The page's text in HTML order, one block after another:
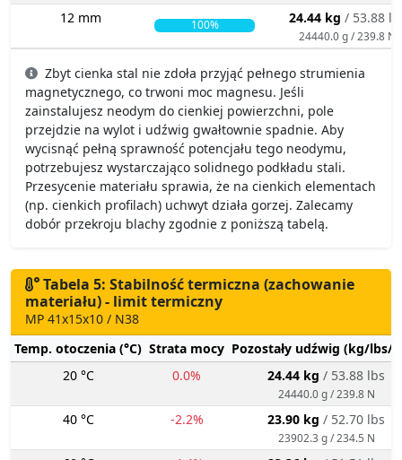
12 mm 100% 24.44 kg / 53.88
24440.0 g / 239.8 N
Zbyt cienka stal nie zdoła przyjąć pełnego strumienia
magnetycznego, co trwoni moc magnesu. Jeśli
zainstalujesz neodym do cienkiej powierzchni, pole
przejdzie na wylot i udźwig gwałtownie spadnie. Aby
wycisnąć pełną sprawność potencjału tego neodymu,
potrzebujesz wystarczająco solidnego podkładu stali.
Przesycenie materiału sprawia, że na cienkich elementach
(np. cienkich profilach) uchwyt działa gorzej. Zalecamy
dobór przekroju blachy zgodnie z poniższą tabelą.
Tabela 5: Stabilność termiczna (zachowanie
materiału) - limit termiczny
MP 41x15x10 / N38
Temp. otoczenia (°C) Strata mocy Pozostały udźwig (kg/lbs/
20 °C
0.0% 24.44 kg / 53.88 lbs
24440.0 g / 239.8 N
40 °C -2.2% 23.90 kg / 52.70 lbs
23902.3 g / 234.5 N